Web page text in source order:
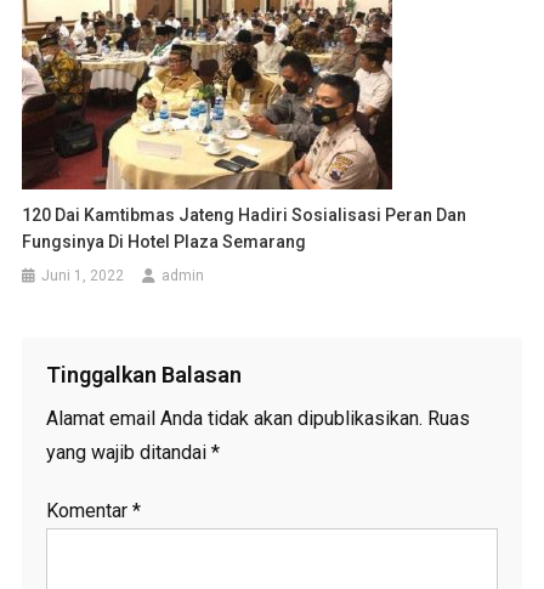
120 Dai Kamtibmas Jateng Hadiri Sosialisasi Peran Dan
Fungsinya Di Hotel Plaza Semarang
Juni 1, 2022 admin
Tinggalkan Balasan
Alamat email Anda tidak akan dipublikasikan. Ruas
yang wajib ditandai *
Komentar *